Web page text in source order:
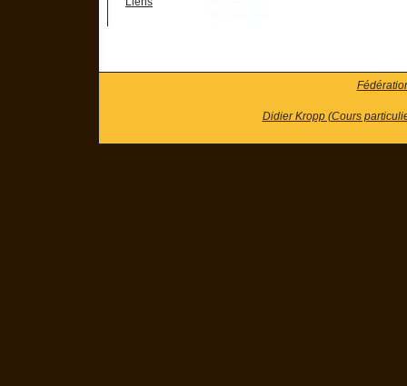
Didier Kropp (Cours